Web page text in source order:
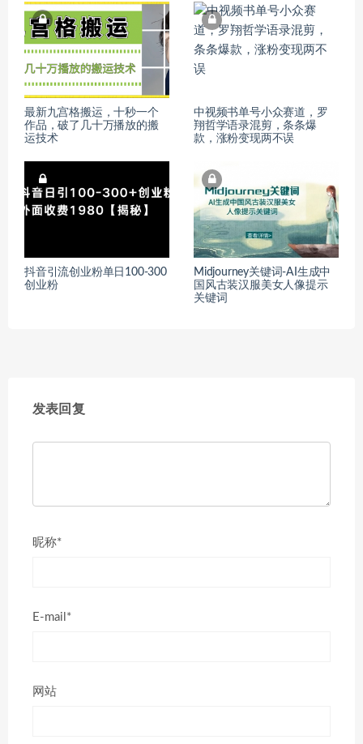
最新九宫格搬运，十秒一个
作品，破了几十万播放的搬
运技术
中视频书单号小众赛道，罗
翔哲学语录混剪，条条爆
款，涨粉变现两不误
抖音引流创业粉单日100-300
创业粉
Midjourney关键词-AI生成中
国风古装汉服美女人像提示
关键词
发表回复
昵称*
E-mail*
网站